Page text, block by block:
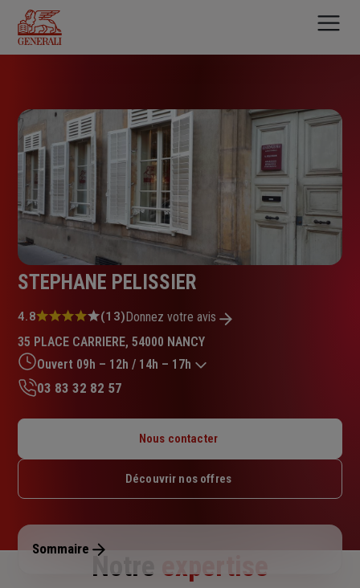
contenu
principal
STEPHANE PELISSIER
Note
4.8
sur
5
étoiles
4.8 (13)Donnez votre avis
35 PLACE CARRIERE, 54000 NANCY
Ouvert 09h – 12h / 14h – 17h
Mardi : 09h – 12h / 14h – 17h
Jeudi : 09h – 12h / 14h – 17h
Dimanche : Fermé
03 83 32 82 57
Nous contacter
Découvrir nos offres
Sommaire
Notre expertise